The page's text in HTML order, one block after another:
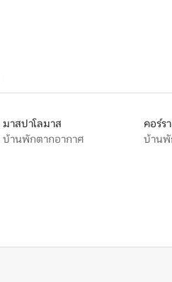
มาสปาโลมาส
บ้านพักตากอากาศ
คอร์ร
บ้านพั